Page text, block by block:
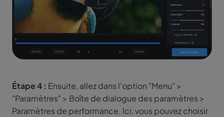
Étape 4 : Ensuite, allez dans l'option "Menu" >
"Paramètres" > Boîte de dialogue des paramètres >
Paramètres de performance. Ici, vous pouvez choisir